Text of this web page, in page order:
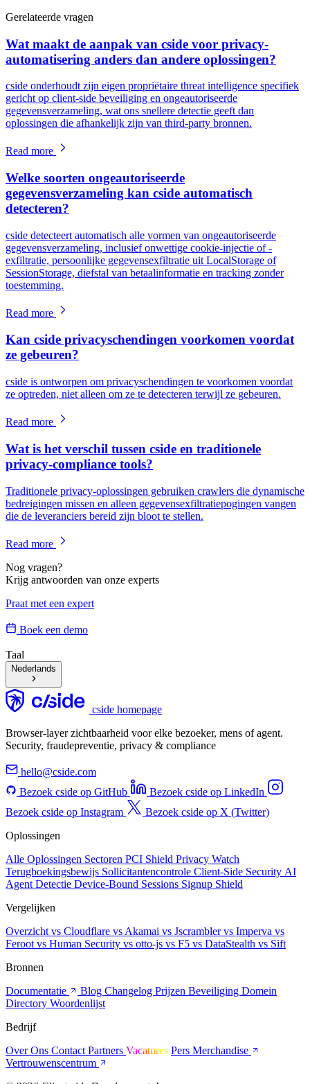
Gerelateerde vragen
Wat maakt de aanpak van cside voor privacy-
automatisering anders dan andere oplossingen?
cside onderhoudt zijn eigen propriëtaire threat intelligence specifiek
gericht op client-side beveiliging en ongeautoriseerde
gegevensverzameling, wat ons snellere detectie geeft dan
oplossingen die afhankelijk zijn van third-party bronnen.
Read more
Welke soorten ongeautoriseerde
gegevensverzameling kan cside automatisch
detecteren?
cside detecteert automatisch alle vormen van ongeautoriseerde
gegevensverzameling, inclusief onwettige cookie-injectie of -
exfiltratie, persoonlijke gegevensexfiltratie uit LocalStorage of
SessionStorage, diefstal van betaalinformatie en tracking zonder
toestemming.
Read more
Kan cside privacyschendingen voorkomen voordat
ze gebeuren?
cside is ontworpen om privacyschendingen te voorkomen voordat
ze optreden, niet alleen om ze te detecteren terwijl ze gebeuren.
Read more
Wat is het verschil tussen cside en traditionele
privacy-compliance tools?
Traditionele privacy-oplossingen gebruiken crawlers die dynamische
bedreigingen missen en alleen gegevensexfiltratiepogingen vangen
die de leveranciers bereid zijn bloot te stellen.
Read more
Nog vragen?
Krijg antwoorden van onze experts
Praat met een expert
Boek een demo
Taal
Nederlands
cside homepage
Browser-layer zichtbaarheid voor elke bezoeker, mens of agent.
Security, fraudepreventie, privacy & compliance
hello@cside.com
Bezoek cside op GitHub
Bezoek cside op LinkedIn
Bezoek cside op Instagram
Bezoek cside op X (Twitter)
Oplossingen
Alle Oplossingen Sectoren PCI Shield Privacy Watch
Terugboekingsbewijs Sollicitantencontrole Client-Side Security AI
Agent Detectie Device-Bound Sessions Signup Shield
Vergelijken
Overzicht vs Cloudflare vs Akamai vs Jscramblervs Imperva vs
Feroot vs Human Security vs otto-js vs F5 vs DataStealth vs Sift
Bronnen
Documentatie
Blog Changelog Prijzen Beveiliging Domein
Directory Woordenlijst
Bedrijf
Over Ons Contact Partners Vacatures Pers Merchandise
Vertrouwenscentrum